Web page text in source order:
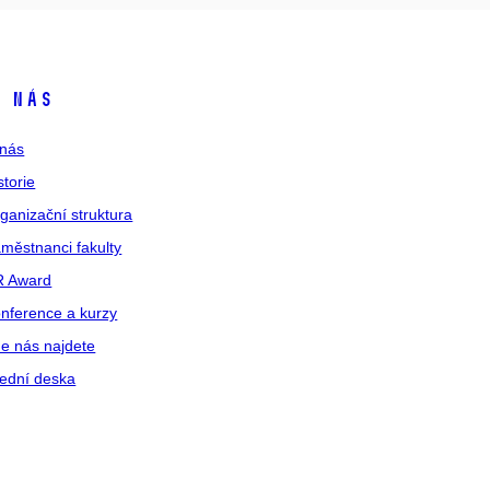
nás
struktura
fakulty
Award
a kurzy
nás najdete
deska